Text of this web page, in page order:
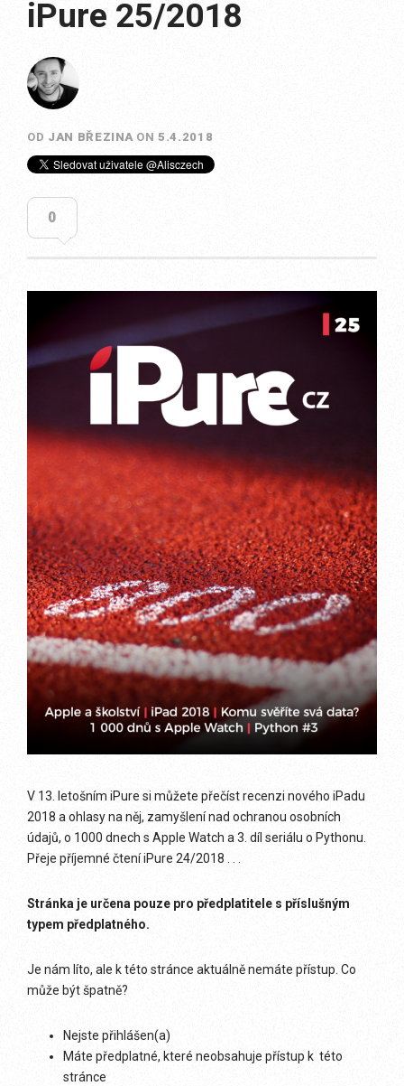
iPure 25/2018
OD JAN BŘEZINA ON5.4.2018
0
V 13. letošním iPure si můžete přečíst recenzi nového iPadu
2018 a ohlasy na něj, zamyšlení nad ochranou osobních
údajů, o 1000 dnech s Apple Watch a 3. díl seriálu o Pythonu.
Přeje příjemné čtení iPure 24/2018 . . .
Stránka je určena pouze pro předplatitele s příslušným
typem předplatného.
Je nám líto, ale k této stránce aktuálně nemáte přístup. Co
může být špatně?
Nejste přihlášen(a)
Máte předplatné, které neobsahuje přístup k této
stránce